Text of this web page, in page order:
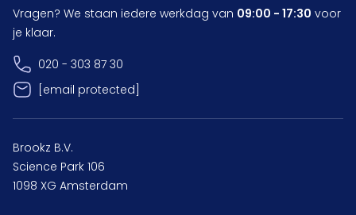
Vragen? We staan iedere werkdag van 09:00 - 17:30 voor
je klaar.
020 - 303 87 30
[email protected]
Brookz B.V.
Science Park 106
1098 XG Amsterdam